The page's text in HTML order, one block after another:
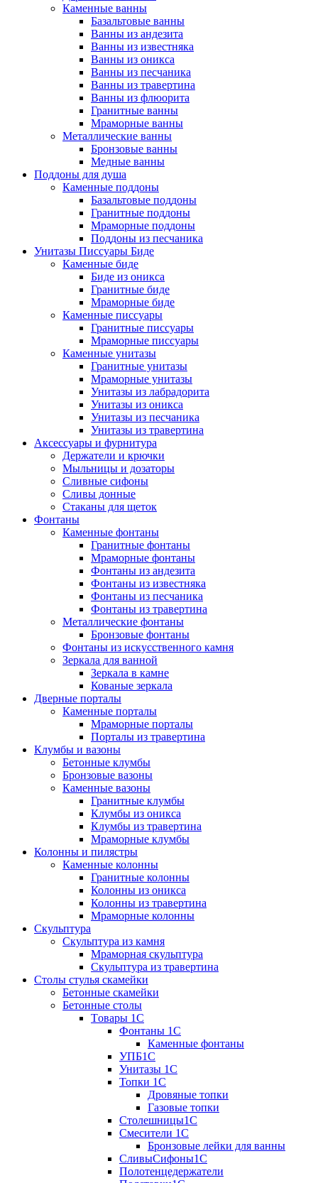
Каменные ванны
Базальтовые ванны
Ванны из андезита
Ванны из известняка
Ванны из оникса
Ванны из песчаника
Ванны из травертина
Ванны из флюорита
Гранитные ванны
Мраморные ванны
Металлические ванны
Бронзовые ванны
Медные ванны
Поддоны для душа
Каменные поддоны
Базальтовые поддоны
Гранитные поддоны
Мраморные поддоны
Поддоны из песчаника
Унитазы Писсуары Биде
Каменные биде
Биде из оникса
Гранитные биде
Мраморные биде
Каменные писсуары
Гранитные писсуары
Мраморные писсуары
Каменные унитазы
Гранитные унитазы
Мраморные унитазы
Унитазы из лабрадорита
Унитазы из оникса
Унитазы из песчаника
Унитазы из травертина
Аксессуары и фурнитура
Держатели и крючки
Мыльницы и дозаторы
Сливные сифоны
Сливы донные
Стаканы для щеток
Фонтаны
Каменные фонтаны
Гранитные фонтаны
Мраморные фонтаны
Фонтаны из андезита
Фонтаны из известняка
Фонтаны из песчаника
Фонтаны из травертина
Металлические фонтаны
Бронзовые фонтаны
Фонтаны из искусственного камня
Зеркала для ванной
Зеркала в камне
Кованые зеркала
Дверные порталы
Каменные порталы
Мраморные порталы
Порталы из травертина
Клумбы и вазоны
Бетонные клумбы
Бронзовые вазоны
Каменные вазоны
Гранитные клумбы
Клумбы из оникса
Клумбы из травертина
Мраморные клумбы
Колонны и пилястры
Каменные колонны
Гранитные колонны
Колонны из оникса
Колонны из травертина
Мраморные колонны
Скульптура
Скульптура из камня
Мраморная скульптура
Скульптура из травертина
Столы стулья скамейки
Бетонные скамейки
Бетонные столы
Tовары 1C
Фонтаны 1C
Каменные фонтаны
УПБ1С
Унитазы 1С
Топки 1С
Дровяные топки
Газовые топки
Столешницы1С
Смесители 1С
Бронзовые лейки для ванны
СливыСифоны1С
Полотенцедержатели